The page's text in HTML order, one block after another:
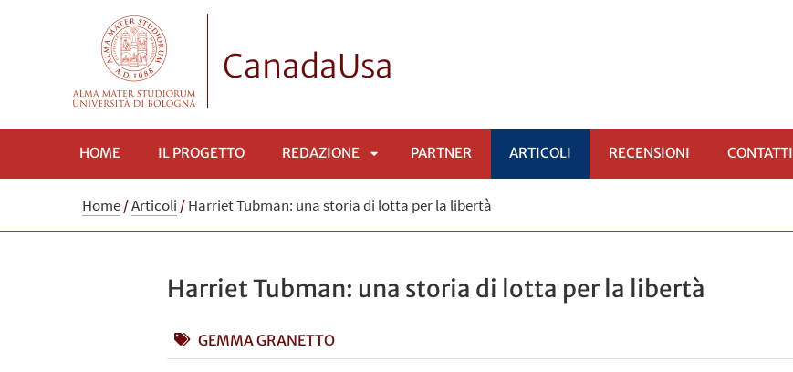
CanadaUsa
HOME IL PROGETTO REDAZIONE
APRI
PARTNER ARTICOLI RECENSIONI CONTATTI
Home/Articoli /Harriet Tubman: una storia di lotta per la libertà
Harriet Tubman: una storia di lotta per la libertà
GEMMA GRANETTO